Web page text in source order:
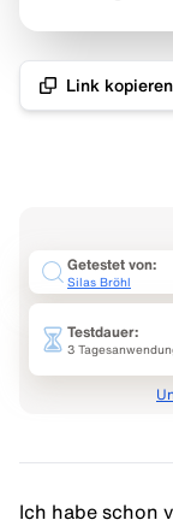
Link kopieren
Getestet von:
Silas Bröhl
Testdauer:
3
Ich habe schon